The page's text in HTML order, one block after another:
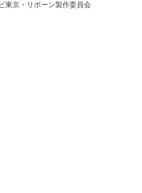
東京・リボーン製作委員会